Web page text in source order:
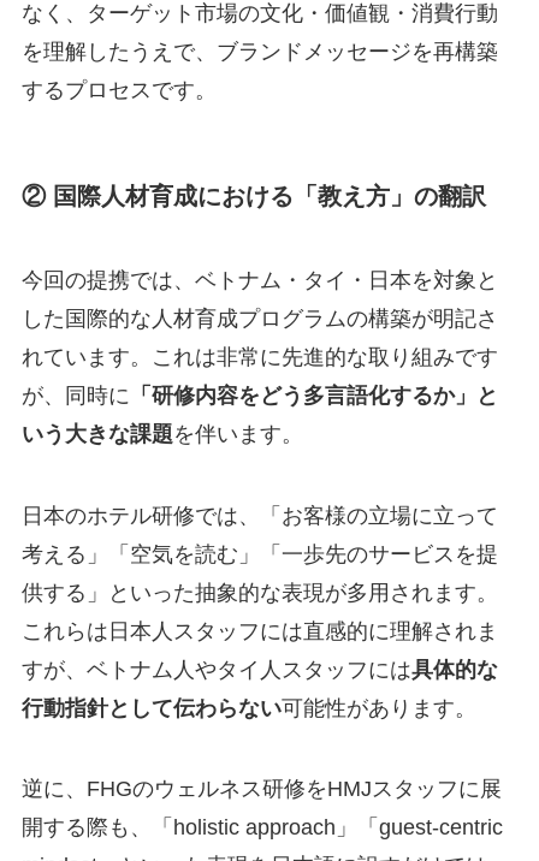
なく、ターゲット市場の文化・価値観・消費行動
を理解したうえで、ブランドメッセージを再構築
するプロセスです。
② 国際人材育成における「教え方」の翻訳
今回の提携では、ベトナム・タイ・日本を対象と
した国際的な人材育成プログラムの構築が明記さ
れています。これは非常に先進的な取り組みです
が、同時に 「研修内容をどう多言語化するか」と
いう大きな課題を伴います。
日本のホテル研修では、「お客様の立場に立って
考える」「空気を読む」「一歩先のサービスを提
供する」といった抽象的な表現が多用されます。
これらは日本人スタッフには直感的に理解されま
すが、ベトナム人やタイ人スタッフには具体的な
行動指針として伝わらない可能性があります。
逆に、FHGのウェルネス研修をHMJスタッフに展
開する際も、「holistic approach」「guest-centric